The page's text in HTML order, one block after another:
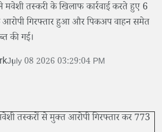
मवेशी तस्करी के खिलाफ कार्रवाई करते हुए 6
गिरफ्तार हुआ और पिकअप वाहन समेत
की गई।
July 08 2026 03:29:04 PM